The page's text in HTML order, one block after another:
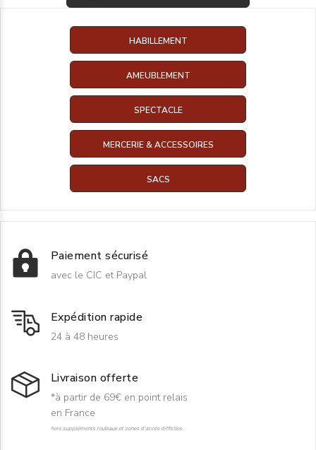
HABILLEMENT
AMEUBLEMENT
SPECTACLE
MERCERIE & ACCESSOIRES
SACS
Paiement sécurisé
avec le CIC et Paypal
Expédition rapide
24 à 48 heures
Livraison offerte
*à partir de 69€ en point relais
en France
hors suppléments rouleaux et zones d'accès difficiles